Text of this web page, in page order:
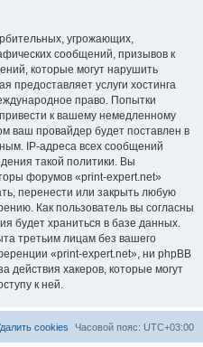
угрожающих,
сообщений, призывов к
которые могут нарушить
предоставляет услуги хостинга
право. Попытки
к вашему немедленному
ваш провайдер будет поставлен в
IP-адреса всех сообщений
такой политики. Вы
форумов «print-expert.net»
перенести или закрыть любую
Как пользователь вы согласны
будет храниться в базе данных.
третьим лицам без вашего
«print-expert.net», ни phpBB
действия хакеров, которые могут
к ней.
Часовой пояс: UTC+03:00
cookies